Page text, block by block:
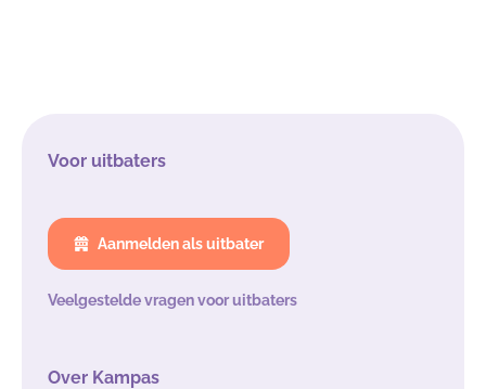
Voor uitbaters
Aanmelden als uitbater
Veelgestelde vragen voor uitbaters
Over Kampas